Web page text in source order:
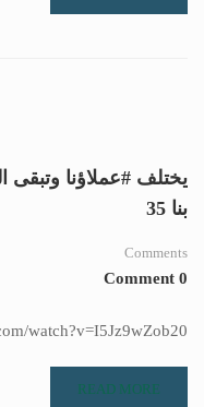
يختلف #عملاؤنا وتبقى
بنا 35
Comments
0 Comment
watch?v=I5Jz9wZob20
READ MORE